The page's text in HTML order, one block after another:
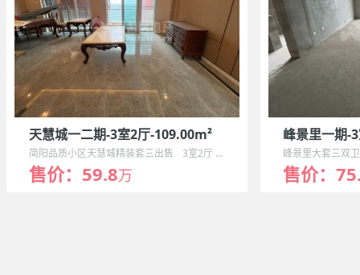
天慧城一二期-3室2厅-109.00m²
简阳品质小区天慧城精装套三出售 3室2厅 109m²
售价：59.8万
峰景里一期-
峰景里大套三双
售价：